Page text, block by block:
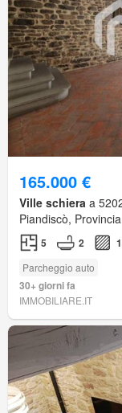
165.000 €
Ville schiera a
Piandiscò,
5 2
Parcheggio auto
30+ giorni fa
IMMOBILIARE.IT